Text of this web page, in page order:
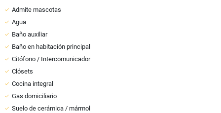
Admite mascotas
Agua
Baño auxiliar
Baño en habitación principal
Citófono / Intercomunicador
Clósets
Cocina integral
Gas domiciliario
Suelo de cerámica / mármol